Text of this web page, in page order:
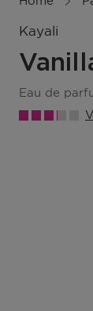
Kayali
eau de